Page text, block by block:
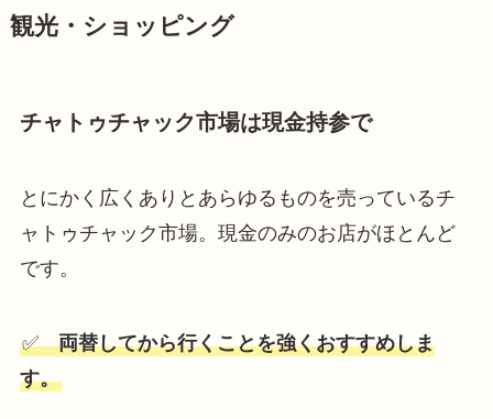
観光・ショッピング
チャトゥチャック市場は現金持参で
とにかく広くありとあらゆるものを売っているチ
ャトゥチャック市場。現金のみのお店がほとんど
です。
✅両替してから行くことを強くおすすめしま
す。